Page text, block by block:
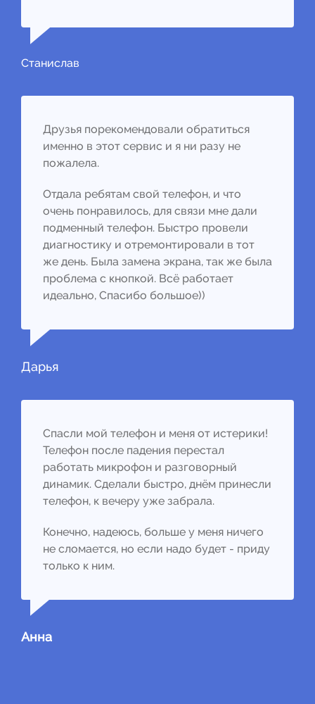
Станислав
Друзья порекомендовали обратиться
именно в этот сервис и я ни разу не
пожалела.
Отдала ребятам свой телефон, и что
очень понравилось, для связи мне дали
подменный телефон. Быстро провели
диагностику и отремонтировали в тот
же день. Была замена экрана, так же была
проблема с кнопкой. Всё работает
идеально, Спасибо большое))
Дарья
Спасли мой телефон и меня от истерики!
Телефон после падения перестал
работать микрофон и разговорный
динамик. Сделали быстро, днём принесли
телефон, к вечеру уже забрала.
Конечно, надеюсь, больше у меня ничего
не сломается, но если надо будет - приду
только к ним.
Анна